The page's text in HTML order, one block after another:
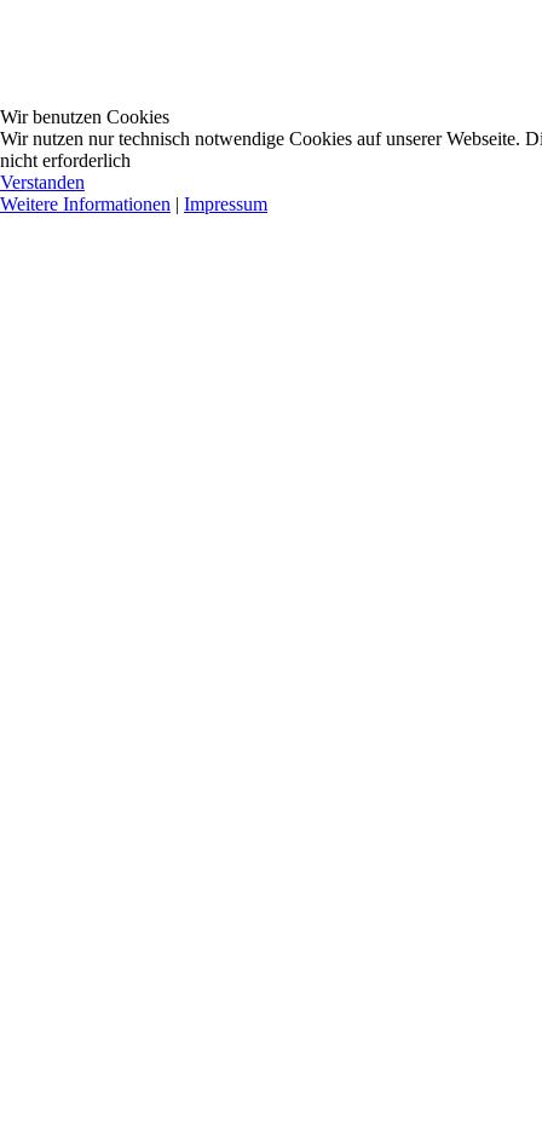
Wir benutzen Cookies
Wir nutzen nur technisch notwendige Cookies auf unserer Webseite.
nicht erforderlich
Verstanden
Weitere Informationen | Impressum